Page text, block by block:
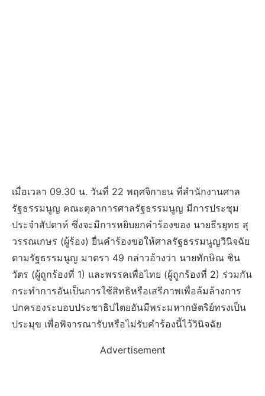
เมื่อเวลา 09.30 น. วันที่ 22 พฤศจิกายน ที่สำนักงานศาล
รัฐธรรมนูญ คณะตุลาการศาลรัฐธรรมนูญ มีการประชุม
ประจำสัปดาห์ ซึ่งจะมีการหยิบยกคำร้องของ นายธีรยุทธ สุ
วรรณเกษร (ผู้ร้อง) ยื่นคำร้องขอให้ศาลรัฐธรรมนูญวินิจฉัย
ตามรัฐธรรมนูญ มาตรา 49 กล่าวอ้างว่า นายทักษิณ ชิน
วัตร (ผู้ถูกร้องที่ 1) และพรรคเพื่อไทย (ผู้ถูกร้องที่ 2) ร่วมกัน
กระทำการอันเป็นการใช้สิทธิหรือเสรีภาพเพื่อล้มล้างการ
ปกครองระบอบประชาธิปไตยอันมีพระมหากษัตริย์ทรงเป็น
ประมุข เพื่อพิจารณารับหรือไม่รับคำร้องนี้ไว้วินิจฉัย
Advertisement